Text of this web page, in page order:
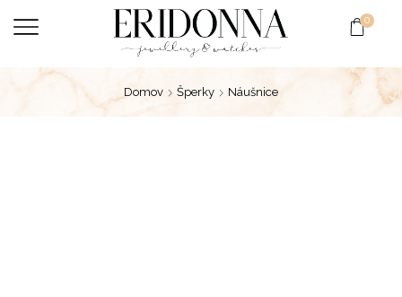
0
Domov Šperky Náušnice